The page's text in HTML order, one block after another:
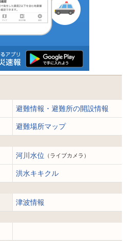
避難情報・避難所の開設情報
避難場所マップ
河川水位 （ライブカメラ）
洪水キキクル
津波情報